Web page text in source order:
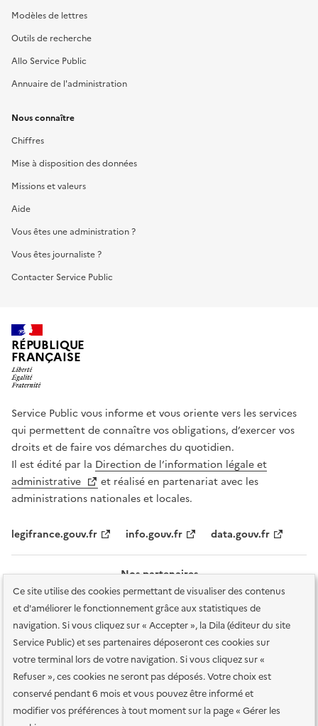
Ce site utilise des cookies permettant de visualiser des contenus
et d'améliorer le fonctionnement grâce aux statistiques de
navigation. Si vous cliquez sur « Accepter », la Dila (éditeur du site
Service Public) et ses partenaires déposeront ces cookies sur
votre terminal lors de votre navigation. Si vous cliquez sur «
Refuser », ces cookies ne seront pas déposés. Votre choix est
conservé pendant 6 mois et vous pouvez être informé et
modifier vos préférences à tout moment sur la page « Gérer les
Modèles de lettres
Outils de recherche
Allo Service Public
Annuaire de l'administration
Nous connaître
Chiffres
Mise à disposition des données
Missions et valeurs
Aide
Vous êtes une administration ?
Vous êtes journaliste ?
Contacter Service Public
RÉPUBLIQUE
FRANÇAISE
Service Public vous informe et vous oriente vers les services
qui permettent de connaître vos obligations, d’exercer vos
droits et de faire vos démarches du quotidien.
Il est édité par la Direction de l’information légale et
administrative
et réalisé en partenariat avec les
administrations nationales et locales.
legifrance.gouv.fr info.gouv.fr data.gouv.fr
Nos partenaires
Plan du site Accessibilité : totalement conforme
Accessibilité des
services en ligne Mentions légales Données personnelles et sécurité
Conditions générales d'utilisation Gestion des cookies